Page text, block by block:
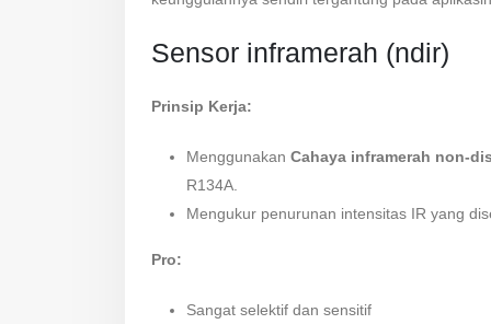
Sensor inframerah (ndir)
Prinsip Kerja:
Menggunakan Cahaya inframerah non-
R134A.
Mengukur penurunan intensitas IR yang
Pro:
Sangat selektif dan sensitif